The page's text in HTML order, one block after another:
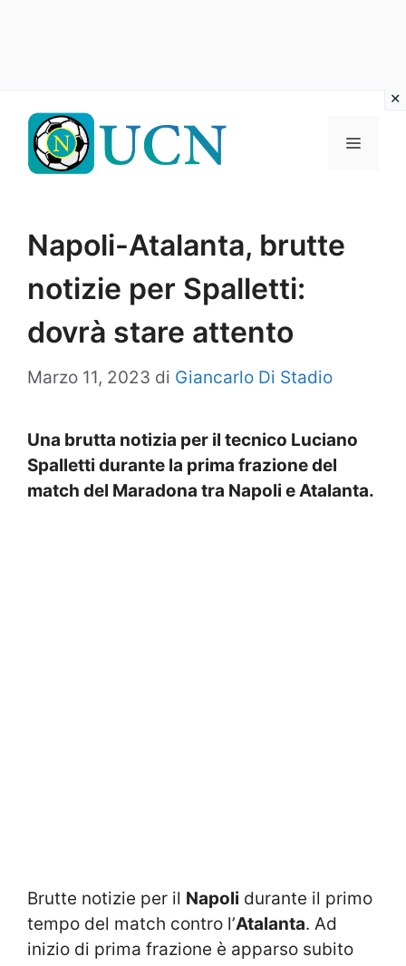
contenuto
Menu
Napoli-Atalanta, brutte
notizie per Spalletti:
dovrà stare attento
Marzo 11, 2023 di Giancarlo Di Stadio
Una brutta notizia per il tecnico Luciano
Spalletti durante la prima frazione del
match del Maradona tra Napoli e Atalanta.
Brutte notizie per il Napoli durante il primo
tempo del match contro l’Atalanta. Ad
inizio di prima frazione è apparso subito